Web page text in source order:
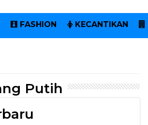
FASHION KECANTIKAN
Putih